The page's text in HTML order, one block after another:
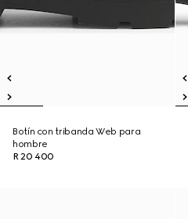
Botín con tribanda Web para
hombre
R 20 400